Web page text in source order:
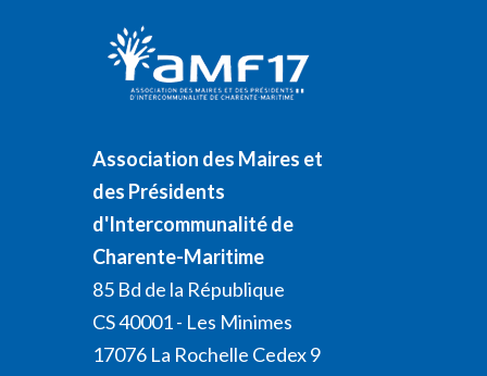
Association des Maires et
des Présidents
d'Intercommunalité de
Charente-Maritime
85 Bd de la République
CS 40001 - Les Minimes
17076 La Rochelle Cedex 9